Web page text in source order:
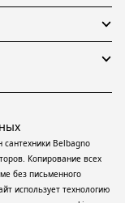
Belbagno
Копирование всех
без письменного
использует технологию